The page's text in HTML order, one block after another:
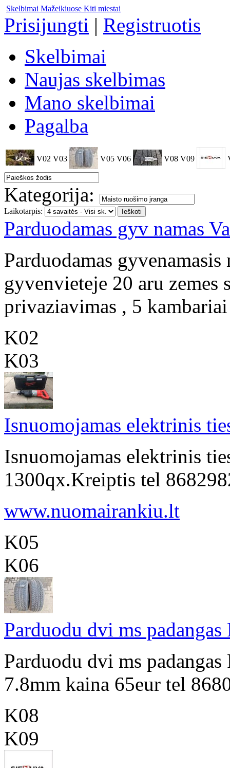
Skelbimai Mažeikiuose Kiti miestai
Prisijungti | Registruotis
Skelbimai
Naujas skelbimas
Mano skelbimai
Pagalba
V02 V03 V05 V06 V08 V09
Kategorija:
Laikotarpis:
Parduodamas gyv namas
Parduodamas
gyvenvieteje 20 aru zemes
privaziavimas , 5
K02
K03
Isnuomojamas elektrinis
Isnuomojamas elektrinis
1300qx.Kreiptis tel
www.nuomairankiu.lt
K05
K06
Parduodu dvi ms
Parduodu dvi ms
7.8mm kaina 65eur tel
K08
K09